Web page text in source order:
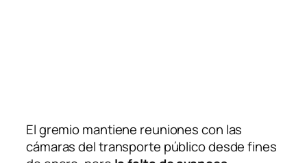
El gremio mantiene reuniones con las
cámaras del transporte público desde fines